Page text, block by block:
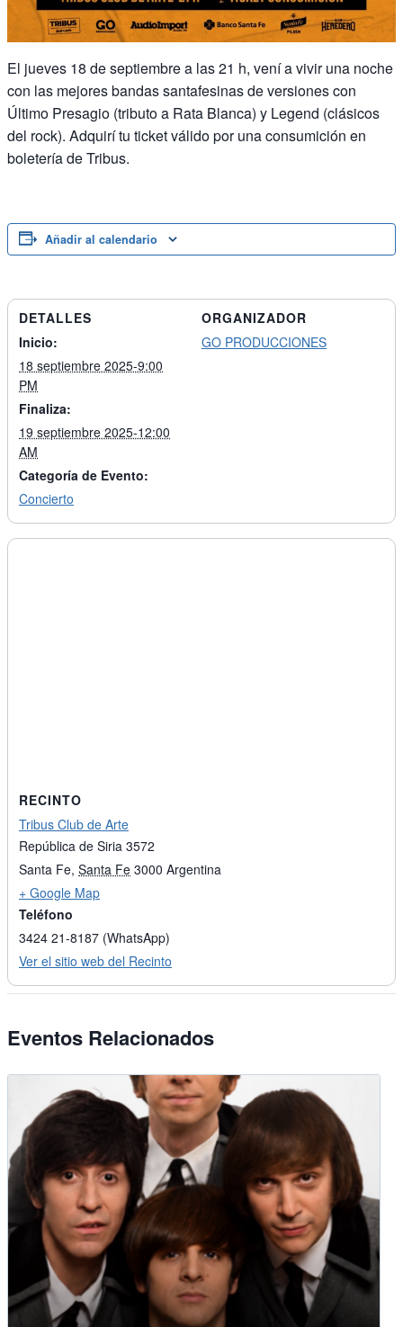
El jueves 18 de septiembre a las 21 h, vení a vivir una noche
con las mejores bandas santafesinas de versiones con
Último Presagio (tributo a Rata Blanca) y Legend (clásicos
del rock). Adquirí tu ticket válido por una consumición en
boletería de Tribus.
Añadir al calendario
DETALLES
Inicio:
18 septiembre 2025-9:00
PM
Finaliza:
19 septiembre 2025-12:00
AM
Categoría de Evento:
Concierto
ORGANIZADOR
GO PRODUCCIONES
RECINTO
Tribus Club de Arte
República de Siria 3572
Santa Fe, Santa Fe 3000 Argentina
+ Google Map
Teléfono
3424 21-8187 (WhatsApp)
Ver el sitio web del Recinto
Eventos Relacionados